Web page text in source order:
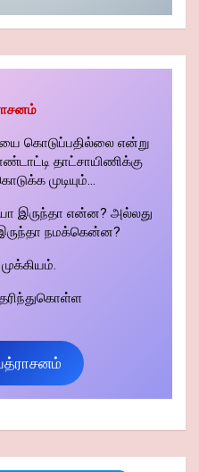
கொடுப்பதில்லை என்று
தாட்சாயிணிக்கு
முடியும்...
இருந்தா என்ன? அல்லது
நமக்கென்ன?